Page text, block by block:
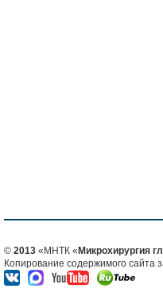
© 2013 «МНТК « Микрохирургия
Копирование содержимого сайта